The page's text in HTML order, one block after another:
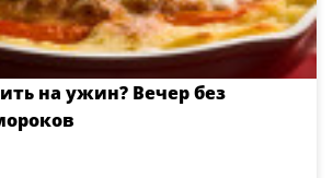
на ужин? Вечер без